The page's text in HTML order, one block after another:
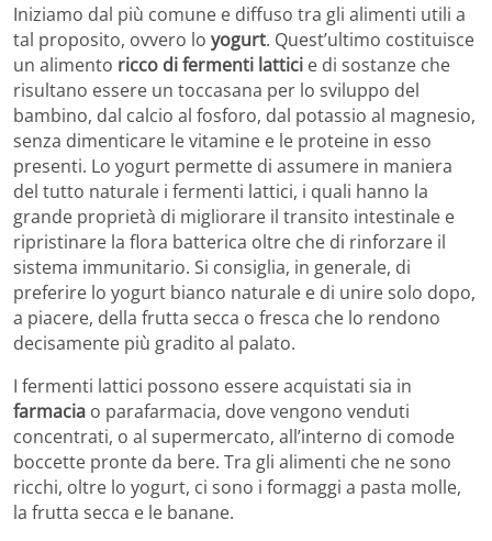
Iniziamo dal più comune e diffuso tra gli alimenti utili a
tal proposito, ovvero lo yogurt. Quest’ultimo costituisce
un alimento ricco di fermenti lattici e di sostanze che
risultano essere un toccasana per lo sviluppo del
bambino, dal calcio al fosforo, dal potassio al magnesio,
senza dimenticare le vitamine e le proteine in esso
presenti. Lo yogurt permette di assumere in maniera
del tutto naturale i fermenti lattici, i quali hanno la
grande proprietà di migliorare il transito intestinale e
ripristinare la flora batterica oltre che di rinforzare il
sistema immunitario. Si consiglia, in generale, di
preferire lo yogurt bianco naturale e di unire solo dopo,
a piacere, della frutta secca o fresca che lo rendono
decisamente più gradito al palato.
I fermenti lattici possono essere acquistati sia in
farmacia o parafarmacia, dove vengono venduti
concentrati, o al supermercato, all’interno di comode
boccette pronte da bere. Tra gli alimenti che ne sono
ricchi, oltre lo yogurt, ci sono i formaggi a pasta molle,
la frutta secca e le banane.